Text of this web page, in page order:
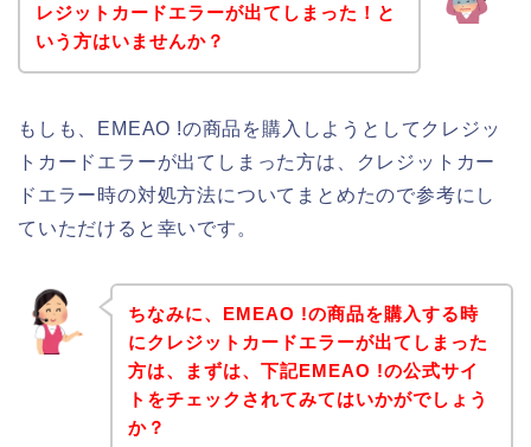
レジットカードエラーが出てしまった！と
いう方はいませんか？
もしも、EMEAO !の商品を購入しようとしてクレジッ
トカードエラーが出てしまった方は、クレジットカー
ドエラー時の対処方法についてまとめたので参考にし
ていただけると幸いです。
ちなみに、EMEAO !の商品を購入する時
にクレジットカードエラーが出てしまった
方は、まずは、下記EMEAO !の公式サイ
トをチェックされてみてはいかがでしょう
か？